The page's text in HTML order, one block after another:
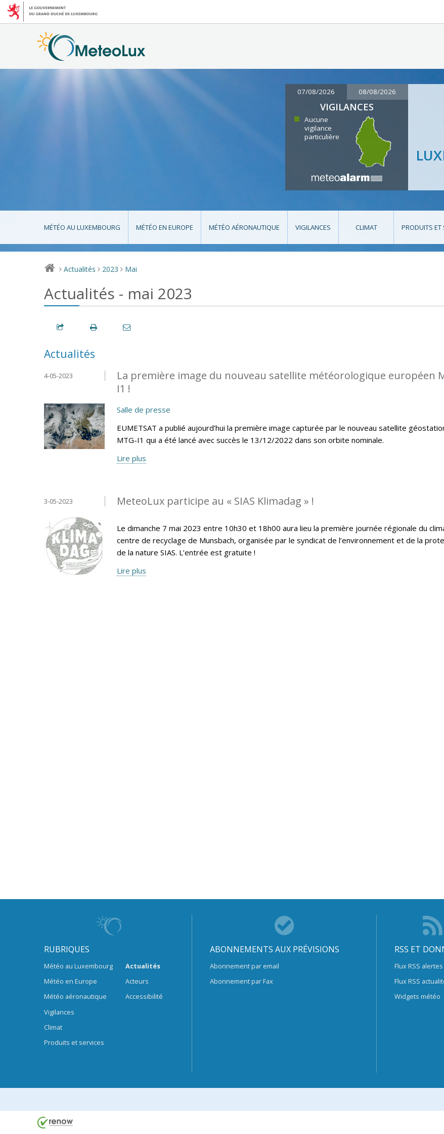
07/08/2026 08/08/2026
VIGILANCES
Aucune
vigilance
particulière
MÉTÉO AU LUXEMBOURG MÉTÉO EN EUROPE MÉTÉO AÉRONAUTIQUE VIGILANCES CLIMAT PRODUITS ET
> Actualités > 2023 > Mai
Actualités - mai 2023
Actualités
La première image du nouveau satellite météorologique européen
I1 !
4-05-2023
Salle de presse
EUMETSAT a publié aujourd’hui la première image capturée par le nouveau satellite
MTG-I1 qui a été lancé avec succès le 13/12/2022 dans son orbite nominale.
Lire plus
MeteoLux participe au « SIAS Klimadag » !
3-05-2023
Le dimanche 7 mai 2023 entre 10h30 et 18h00 aura lieu la première journée régionale du
centre de recyclage de Munsbach, organisée par le syndicat de l’environnement et de la
de la nature SIAS. L’entrée est gratuite !
Lire plus
RUBRIQUES
Météo au Luxembourg
Météo en Europe
Météo aéronautique
Vigilances
Climat
Produits et services
Actualités
Acteurs
Accessibilité
ABONNEMENTS AUX PRÉVISIONS
Abonnement par email
Abonnement par Fax
RSS ET
Flux RSS alertes
Flux RSS
Widgets météo